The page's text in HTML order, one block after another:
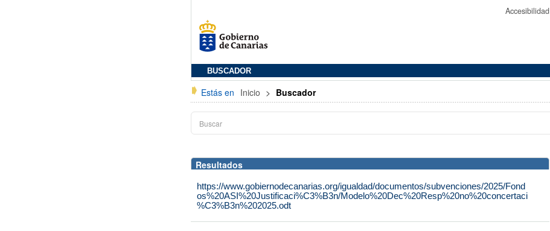
Accesibilidad
BUSCADOR
Estás en Inicio > Buscador
Resultados
https://www.gobiernodecanarias.org/igualdad/documentos/subvenciones/2025/Fond
os%20ASI%20Justificaci%C3%B3n/Modelo%20Dec%20Resp%20no%20concertaci
%C3%B3n%202025.odt